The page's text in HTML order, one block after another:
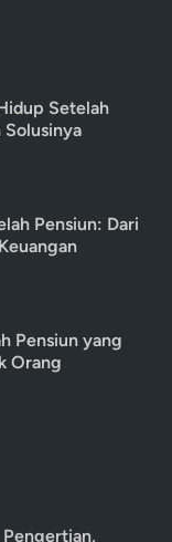
Setelah
Solusinya
Pensiun: Dari
Pensiun yang
Orang
Pengertian,